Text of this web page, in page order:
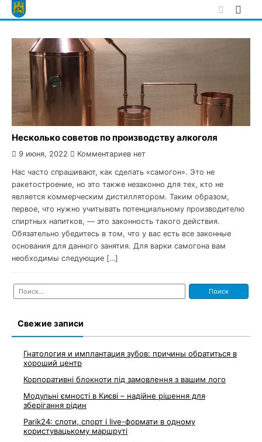
Skip
to
Несколько советов по производству алкоголя
9 июня, 2022 Комментариев нет
Нас часто спрашивают, как сделать «самогон». Это не
ракетостроение, но это также незаконно для тех, кто не
является коммерческим дистиллятором. Таким образом,
первое, что нужно учитывать потенциальному производителю
спиртных напитков, — это законность такого действия.
Обязательно убедитесь в том, что у вас есть все законные
основания для данного занятия. Для варки самогона вам
необходимы следующие […]
Найти:
Свежие записи
Гнатология и имплантация зубов: причины обратиться в
хороший центр
Корпоративні блокноти під замовлення з вашим лого
Модульні ємності в Києві – надійне рішення для
зберігання рідин
Parik24: слоти, спорт і live-формати в одному
користувацькому маршруті